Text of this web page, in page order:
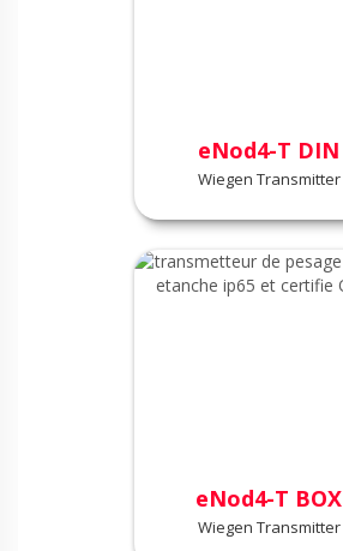
eNod4-T DIN
Wiegen Transmitter
eNod4-T BOX
Wiegen Transmitter